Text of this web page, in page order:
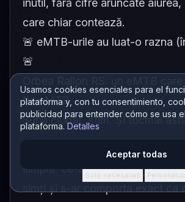
Usamos cookies esenciales para el
plataforma y, con tu consentimiento,
publicidad para entender cómo se usa
plataforma. Detalles
Aceptar todas
Solo necesarias ·
inutil, fără cifre aruncate aiurea,
care chiar contează.
🚨 eMTB-urile au luat-o razna
🚨
fie eMTB
Sună ciudat, știm. Și tocmai
Orbea a lansat Rallon RS cu o
simplă: ce-ar fi dacă un e-bike